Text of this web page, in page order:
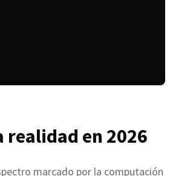
realidad en 2026
marcado por la computación